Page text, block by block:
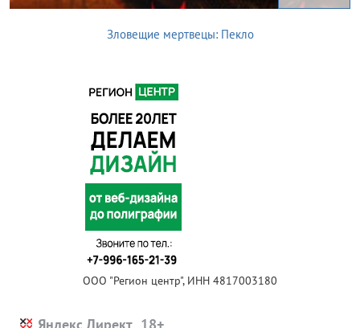
Зловещие мертвецы: Пекло
ООО "Регион центр", ИНН 4817003180